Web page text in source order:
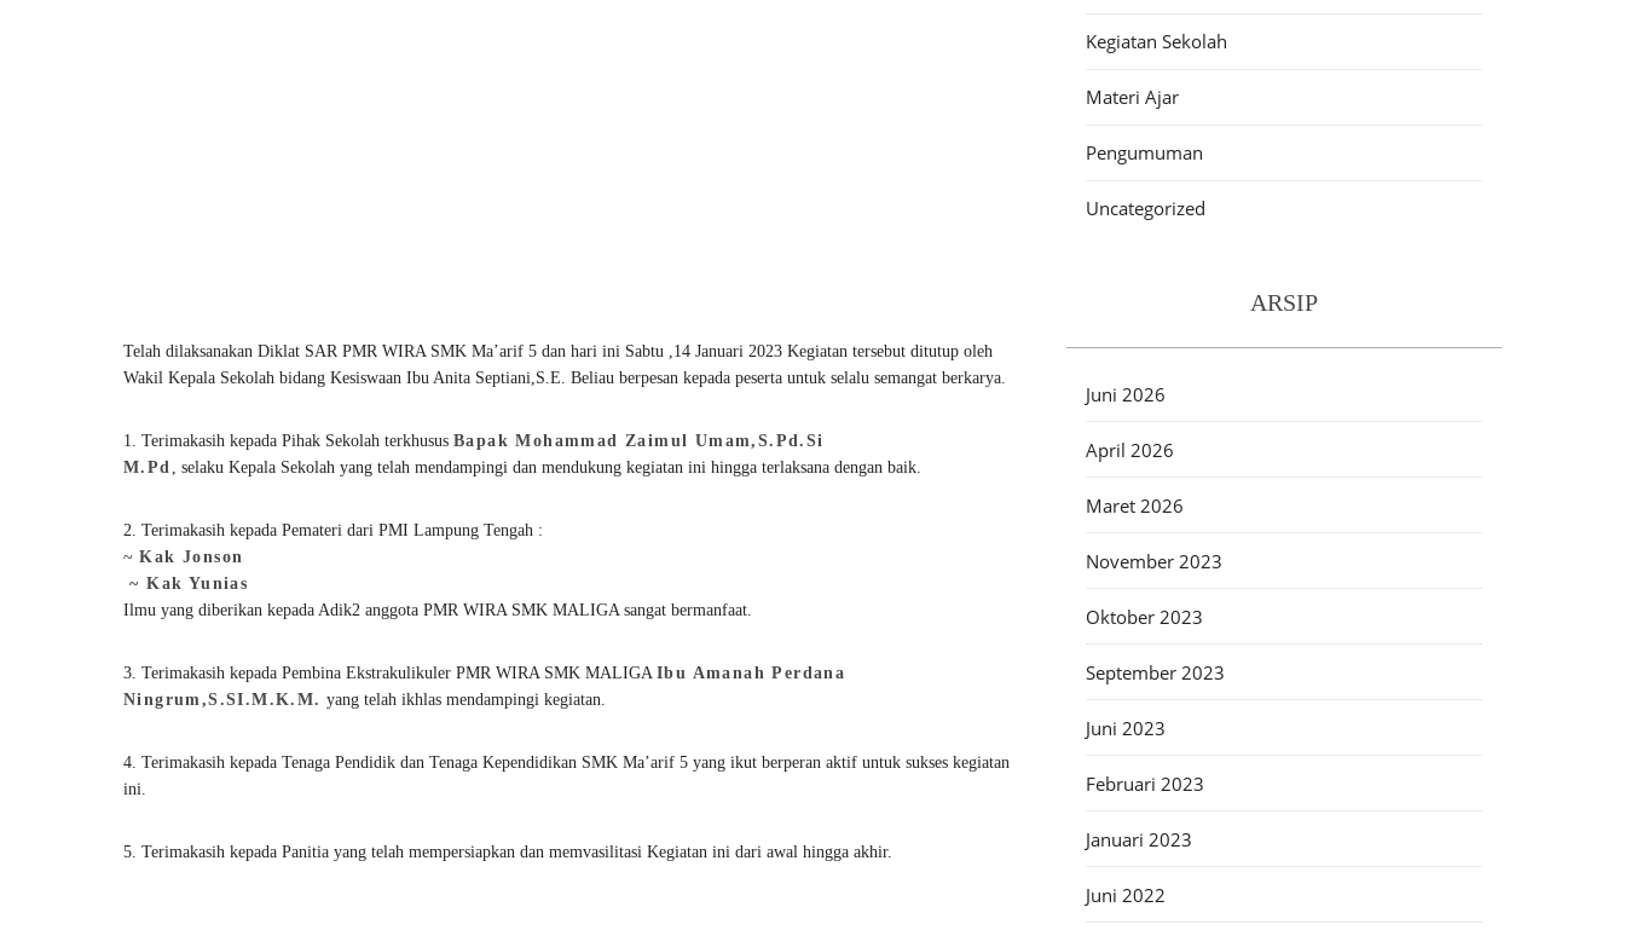
Telah dilaksanakan Diklat SAR PMR WIRA SMK Ma’arif 5 dan hari ini Sabtu ,14 Januari 2023 Kegiatan tersebut ditutup oleh
Wakil Kepala Sekolah bidang Kesiswaan Ibu Anita Septiani,S.E. Beliau berpesan kepada peserta untuk selalu semangat berkarya.
1. Terimakasih kepada Pihak Sekolah terkhusus Bapak Mohammad Zaimul Umam,S.Pd.Si
M.Pd
, selaku Kepala Sekolah yang telah mendampingi dan mendukung kegiatan ini hingga terlaksana dengan baik.
2. Terimakasih kepada Pemateri dari PMI Lampung Tengah :
~ Kak Jonson
~ Kak Yunias
Ilmu yang diberikan kepada Adik2 anggota PMR WIRA SMK MALIGA sangat bermanfaat.
3. Terimakasih kepada Pembina Ekstrakulikuler PMR WIRA SMK MALIGA Ibu Amanah Perdana
Ningrum,S.SI.M.K.M. yang telah ikhlas mendampingi kegiatan.
4. Terimakasih kepada Tenaga Pendidik dan Tenaga Kependidikan SMK Ma’arif 5 yang ikut berperan aktif untuk sukses kegiatan
ini.
5. Terimakasih kepada Panitia yang telah mempersiapkan dan memvasilitasi Kegiatan ini dari awal hingga akhir.
Kegiatan Sekolah
Materi Ajar
Pengumuman
Uncategorized
ARSIP
Juni 2026
April 2026
Maret 2026
November 2023
Oktober 2023
September 2023
Juni 2023
Februari 2023
Januari 2023
Juni 2022